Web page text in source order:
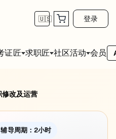
🇺🇸 登录
证匠 求职匠 社区活动 会员
改及运营
辅导周期： 2小时